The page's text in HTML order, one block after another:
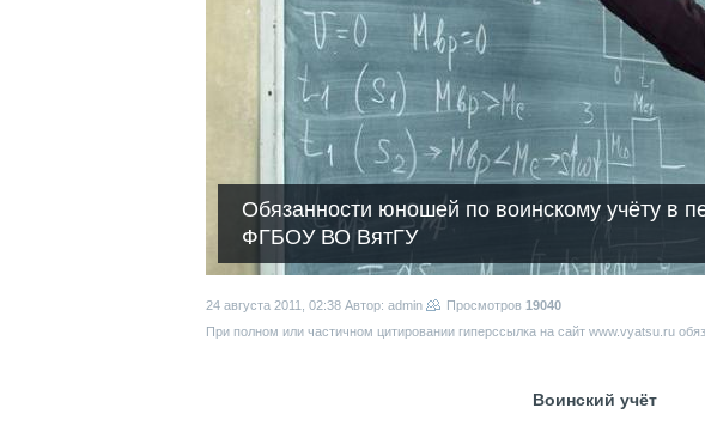
Обязанности юношей по воинскому учёту в
ФГБОУ ВО ВятГУ
24 августа 2011, 02:38 Автор: admin Просмотров 19040
При полном или частичном цитировании гиперссылка на сайт www.vyatsu.ru
Воинский учёт